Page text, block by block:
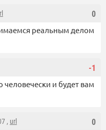
0
реальным делом
-1
и будет вам
0
, url